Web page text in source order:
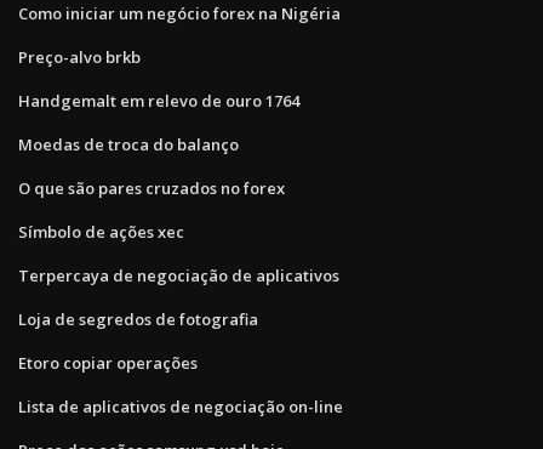
Como iniciar um negócio forex na Nigéria
Preço-alvo brkb
Handgemalt em relevo de ouro 1764
Moedas de troca do balanço
O que são pares cruzados no forex
Símbolo de ações xec
Terpercaya de negociação de aplicativos
Loja de segredos de fotografia
Etoro copiar operações
Lista de aplicativos de negociação on-line